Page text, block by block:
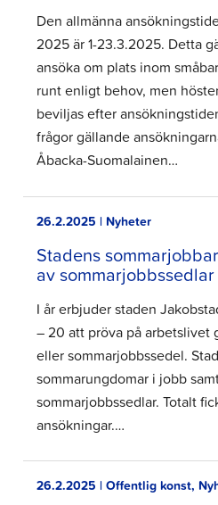
Den allmänna
2025 är 1-23.3.2025. Detta
ansöka om plats inom
runt enligt behov, men
beviljas efter
frågor gällande
Åbacka-Suomalainen…
26.2.2025 | Nyheter
Stadens
av
I år erbjuder staden
– 20 att pröva på arbetslivet
eller sommarjobbssedel.
sommarungdomar i jobb
sommarjobbssedlar. Totalt
ansökningar.…
26.2.2025 | Offentlig konst,